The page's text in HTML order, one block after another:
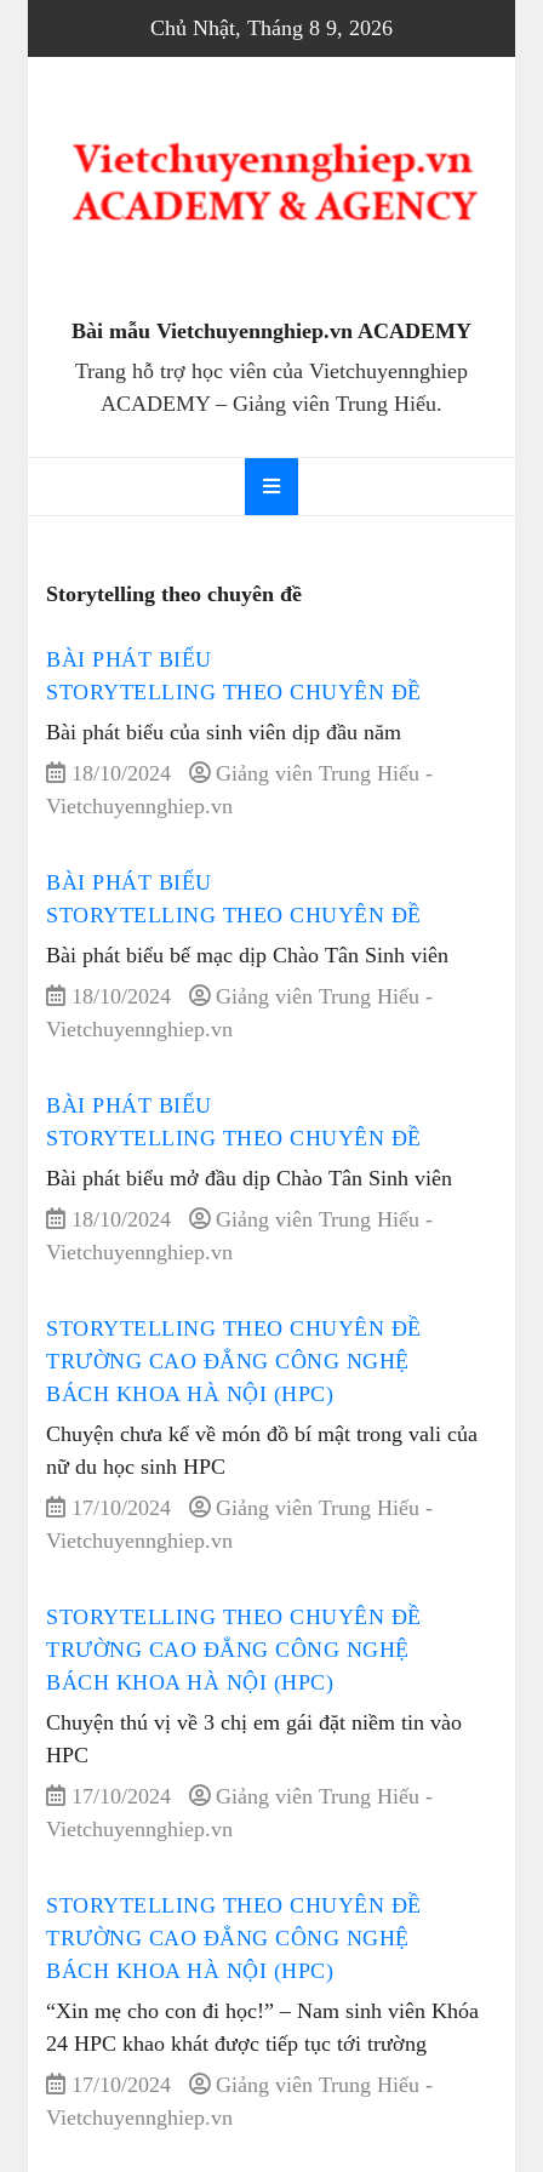
Chủ Nhật, Tháng 8 9, 2026
Bài mẫu Vietchuyennghiep.vn ACADEMY
Trang hỗ trợ học viên của Vietchuyennghiep
ACADEMY – Giảng viên Trung Hiếu.
Storytelling theo chuyên đề
BÀI PHÁT BIỂU
STORYTELLING THEO CHUYÊN ĐỀ
Bài phát biểu của sinh viên dịp đầu năm
18/10/2024
Giảng viên Trung Hiếu -
Vietchuyennghiep.vn
BÀI PHÁT BIỂU
STORYTELLING THEO CHUYÊN ĐỀ
Bài phát biểu bế mạc dịp Chào Tân Sinh viên
18/10/2024
Giảng viên Trung Hiếu -
Vietchuyennghiep.vn
BÀI PHÁT BIỂU
STORYTELLING THEO CHUYÊN ĐỀ
Bài phát biểu mở đầu dịp Chào Tân Sinh viên
18/10/2024
Giảng viên Trung Hiếu -
Vietchuyennghiep.vn
STORYTELLING THEO CHUYÊN ĐỀ
TRƯỜNG CAO ĐẲNG CÔNG NGHỆ
BÁCH KHOA HÀ NỘI (HPC)
Chuyện chưa kể về món đồ bí mật trong vali của
nữ du học sinh HPC
17/10/2024
Giảng viên Trung Hiếu -
Vietchuyennghiep.vn
STORYTELLING THEO CHUYÊN ĐỀ
TRƯỜNG CAO ĐẲNG CÔNG NGHỆ
BÁCH KHOA HÀ NỘI (HPC)
Chuyện thú vị về 3 chị em gái đặt niềm tin vào
HPC
17/10/2024
Giảng viên Trung Hiếu -
Vietchuyennghiep.vn
STORYTELLING THEO CHUYÊN ĐỀ
TRƯỜNG CAO ĐẲNG CÔNG NGHỆ
BÁCH KHOA HÀ NỘI (HPC)
“Xin mẹ cho con đi học!” – Nam sinh viên Khóa
24 HPC khao khát được tiếp tục tới trường
17/10/2024
Giảng viên Trung Hiếu -
Vietchuyennghiep.vn